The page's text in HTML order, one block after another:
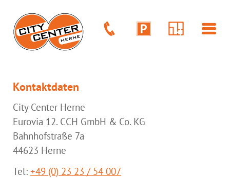
Kontaktdaten
City Center Herne
Eurovia 12. CCH GmbH & Co. KG
Bahnhofstraße 7a
44623 Herne
Tel: +49 (0) 23 23 / 54 007